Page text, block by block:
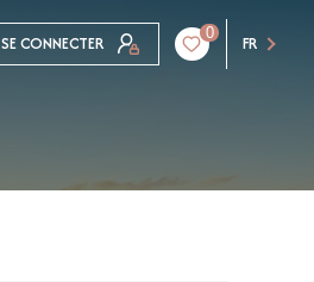
SE CONNECTER 0 FR